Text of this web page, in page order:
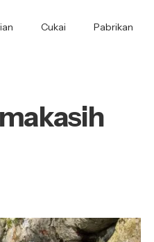
Cukai Pabrikan